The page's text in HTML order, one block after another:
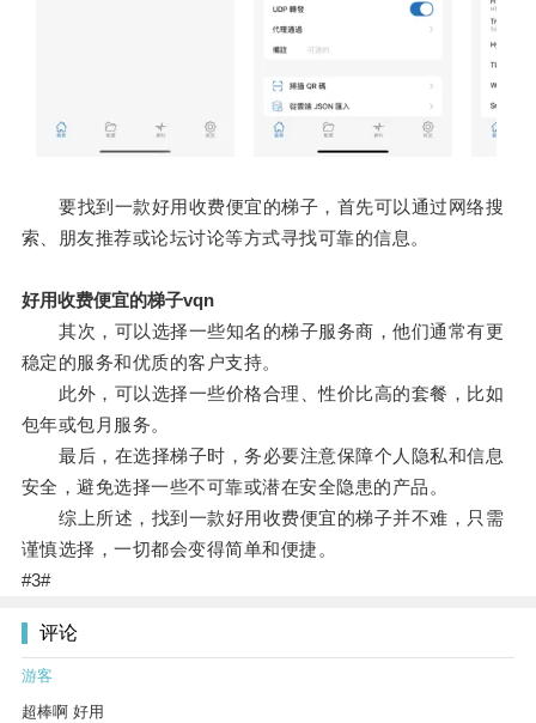
要找到一款好用收费便宜的梯子，首先可以通过网络搜
索、朋友推荐或论坛讨论等方式寻找可靠的信息。
好用收费便宜的梯子vqn
其次，可以选择一些知名的梯子服务商，他们通常有更
稳定的服务和优质的客户支持。
此外，可以选择一些价格合理、性价比高的套餐，比如
包年或包月服务。
最后，在选择梯子时，务必要注意保障个人隐私和信息
安全，避免选择一些不可靠或潜在安全隐患的产品。
综上所述，找到一款好用收费便宜的梯子并不难，只需
谨慎选择，一切都会变得简单和便捷。
#3#
评论
游客
超棒啊 好用